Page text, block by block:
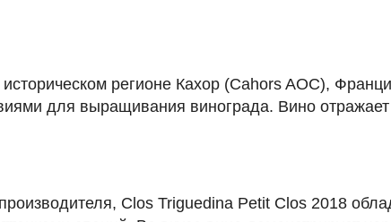
регионе Кахор (Cahors AOC),
для выращивания винограда. Вино отражает
Clos Triguedina Petit Clos 2018